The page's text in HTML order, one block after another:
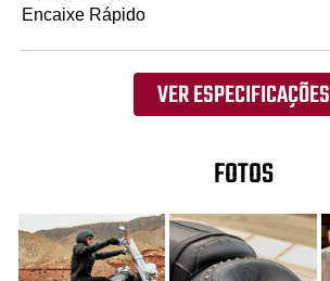
Encaixe Rápido
VER ESPECIFICAÇÕES
FOTOS